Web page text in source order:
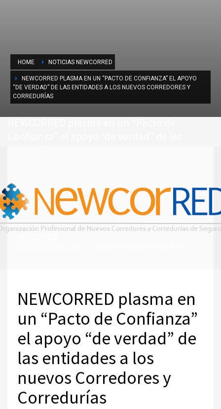
HOME NOTICIAS NEWCORRED
NEWCORRED PLASMA EN UN “PACTO DE CONFIANZA” EL APOYO
“DE VERDAD” DE LAS ENTIDADES A LOS NUEVOS CORREDORES Y
CORREDURÍAS
NEWCORRED plasma en
un “Pacto de Confianza”
el apoyo “de verdad” de
las entidades a los
nuevos Corredores y
Corredurías